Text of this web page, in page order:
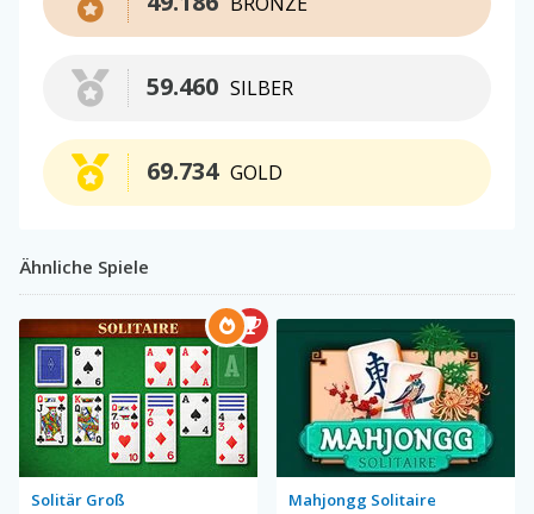
SILBER
59.460
GOLD
69.734
Ähnliche Spiele
Solitär Groß Mahjongg Solitaire